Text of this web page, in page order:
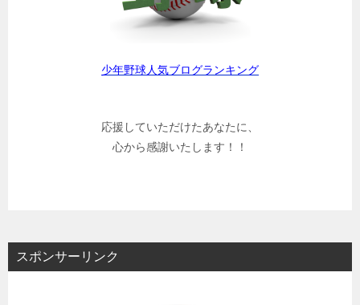
少年野球人気ブログランキング
応援していただけたあなたに、
心から感謝いたします！！
スポンサーリンク